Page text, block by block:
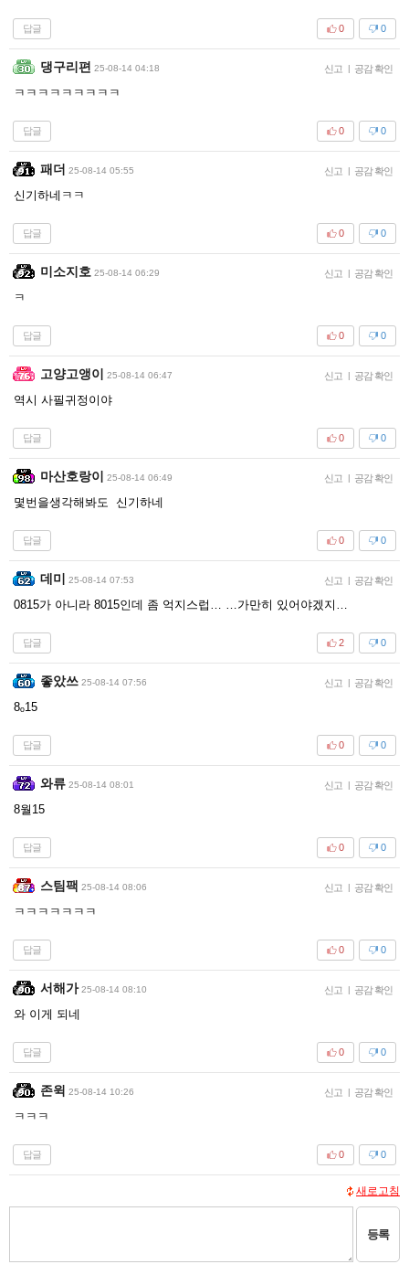
답글 0
0
댕구리편 25-08-14 04:18 신고 | 공감 확인
ㅋㅋㅋㅋㅋㅋㅋㅋㅋ
답글 0
0
패더 25-08-14 05:55 신고 | 공감 확인
신기하네ㅋㅋ
답글 0
0
미소지호 25-08-14 06:29 신고 | 공감 확인
ㅋ
답글 0
0
고양고앵이 25-08-14 06:47 신고 | 공감 확인
역시 사필귀정이야
답글 0
0
마산호랑이 25-08-14 06:49 신고 | 공감 확인
몇번을생각해봐도 신기하네
답글 0
0
데미 25-08-14 07:53 신고 | 공감 확인
0815가 아니라 8015인데 좀 억지스럽… …가만히 있어야겠지…
답글 0
2
좋았쓰 25-08-14 07:56 신고 | 공감 확인
8ₒ15
답글 0
0
와류 25-08-14 08:01 신고 | 공감 확인
8월15
답글 0
0
스팀팩 25-08-14 08:06 신고 | 공감 확인
ㅋㅋㅋㅋㅋㅋㅋ
답글 0
0
서해가 25-08-14 08:10 신고 | 공감 확인
와 이게 되네
답글 0
0
존윅 25-08-14 10:26 신고 | 공감 확인
ㅋㅋㅋ
답글 0
0
새로고침
등록